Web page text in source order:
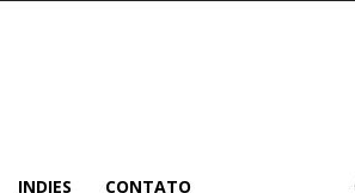
INDIES CONTATO